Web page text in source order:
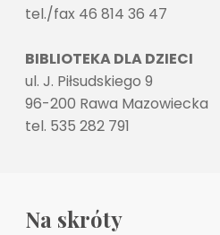
tel./fax 46 814 36 47
BIBLIOTEKA DLA DZIECI
ul. J. Piłsudskiego 9
96-200 Rawa Mazowiecka
tel. 535 282 791
Na skróty